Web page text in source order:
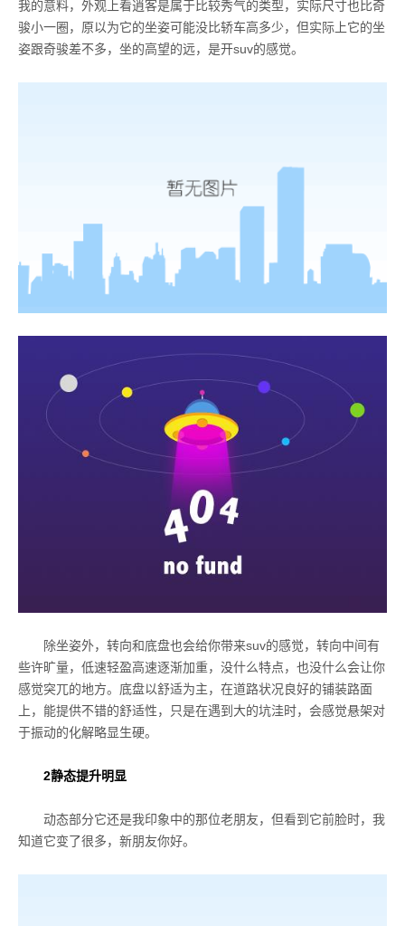
我的意料，外观上看逍客是属于比较秀气的类型，实际尺寸也比奇
骏小一圈，原以为它的坐姿可能没比轿车高多少，但实际上它的坐
姿跟奇骏差不多，坐的高望的远，是开suv的感觉。
除坐姿外，转向和底盘也会给你带来suv的感觉，转向中间有
些许旷量，低速轻盈高速逐渐加重，没什么特点，也没什么会让你
感觉突兀的地方。底盘以舒适为主，在道路状况良好的铺装路面
上，能提供不错的舒适性，只是在遇到大的坑洼时，会感觉悬架对
于振动的化解略显生硬。
2静态提升明显
动态部分它还是我印象中的那位老朋友，但看到它前脸时，我
知道它变了很多，新朋友你好。